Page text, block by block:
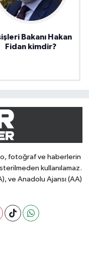
Bakanı Hakan
Fidan kimdir?
fotoğraf ve haberlerin
kullanılamaz.
ve Anadolu Ajansı (AA)